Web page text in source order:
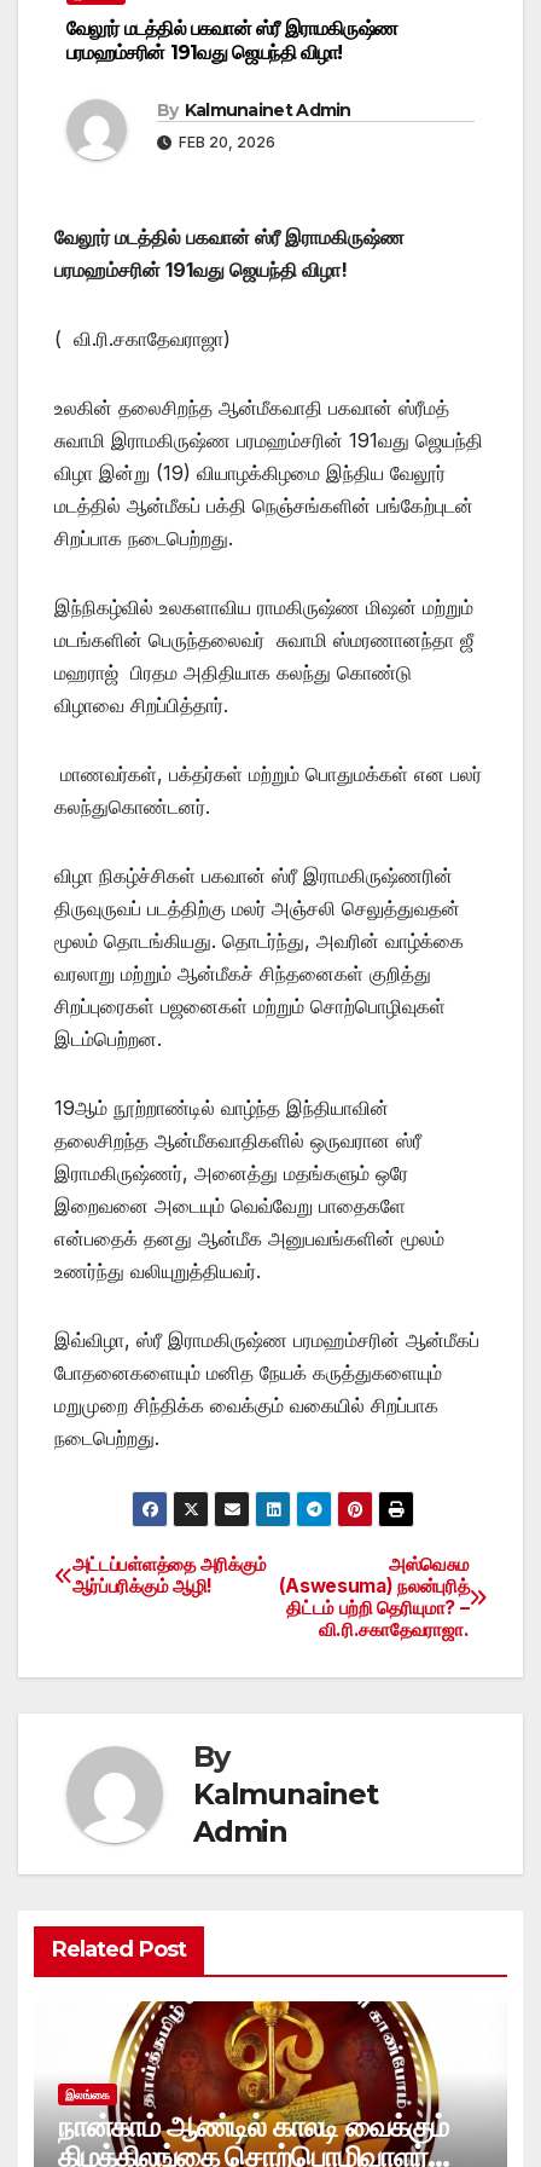
வேலூர் மடத்தில் பகவான் ஸ்ரீ இராமகிருஷ்ண
பரமஹம்சரின் 191வது ஜெயந்தி விழா!
By Kalmunainet Admin
FEB 20, 2026
வேலூர் மடத்தில் பகவான் ஸ்ரீ இராமகிருஷ்ண
பரமஹம்சரின் 191வது ஜெயந்தி விழா!
( வி.ரி.சகாதேவராஜா)
உலகின் தலைசிறந்த ஆன்மீகவாதி பகவான் ஸ்ரீமத்
சுவாமி இராமகிருஷ்ண பரமஹம்சரின் 191வது ஜெயந்தி
விழா இன்று (19) வியாழக்கிழமை இந்திய வேலூர்
மடத்தில் ஆன்மீகப் பக்தி நெஞ்சங்களின் பங்கேற்புடன்
சிறப்பாக நடைபெற்றது.
இந்நிகழ்வில் உலகளாவிய ராமகிருஷ்ண மிஷன் மற்றும்
மடங்களின் பெருந்தலைவர் சுவாமி ஸ்மரணானந்தா ஜீ
மஹராஜ் பிரதம அதிதியாக கலந்து கொண்டு
விழாவை சிறப்பித்தார்.
மாணவர்கள், பக்தர்கள் மற்றும் பொதுமக்கள் என பலர்
கலந்துகொண்டனர்.
விழா நிகழ்ச்சிகள் பகவான் ஸ்ரீ இராமகிருஷ்ணரின்
திருவுருவப் படத்திற்கு மலர் அஞ்சலி செலுத்துவதன்
மூலம் தொடங்கியது. தொடர்ந்து, அவரின் வாழ்க்கை
வரலாறு மற்றும் ஆன்மீகச் சிந்தனைகள் குறித்து
சிறப்புரைகள் பஜனைகள் மற்றும் சொற்பொழிவுகள்
இடம்பெற்றன.
19ஆம் நூற்றாண்டில் வாழ்ந்த இந்தியாவின்
தலைசிறந்த ஆன்மீகவாதிகளில் ஒருவரான ஸ்ரீ
இராமகிருஷ்ணர், அனைத்து மதங்களும் ஒரே
இறைவனை அடையும் வெவ்வேறு பாதைகளே
என்பதைக் தனது ஆன்மீக அனுபவங்களின் மூலம்
உணர்ந்து வலியுறுத்தியவர்.
இவ்விழா, ஸ்ரீ இராமகிருஷ்ண பரமஹம்சரின் ஆன்மீகப்
போதனைகளையும் மனித நேயக் கருத்துகளையும்
மறுமுறை சிந்திக்க வைக்கும் வகையில் சிறப்பாக
நடைபெற்றது.
Post
அஸ்வெசும
(Aswesuma) நலன்புரித்
திட்டம் பற்றி தெரியுமா? –
வி.ரி.சகாதேவராஜா.
அட்டப்பள்ளத்தை அரிக்கும்
ஆர்ப்பரிக்கும் ஆழி!
By
Kalmunainet
Admin
Related Post
இலங்கை
நான்காம் ஆண்டில் காலடி வைக்கும்
கிழக்கிலங்கை சொற்பொழிவாளர்